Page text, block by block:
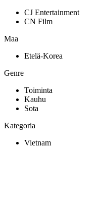
CJ Entertainment
CN Film
Maa
Etelä-Korea
Genre
Toiminta
Kauhu
Sota
Kategoria
Vietnam